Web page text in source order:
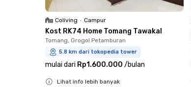
Coliving • Campur
Kost RK74 Home Tomang Tawakal
Tomang, Grogol Petamburan
5.8 km dari tokopedia tower
mulai dari Rp1.600.000 /bulan
Lihat info lebih banyak